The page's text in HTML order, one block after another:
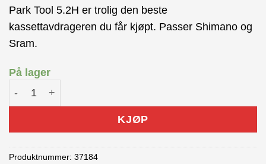
Park Tool 5.2H er trolig den beste
kassettavdrageren du får kjøpt. Passer Shimano og
Sram.
På lager
Park Tool kassettavdrager FR-5.2H antall
KJØP
Produktnummer: 37184